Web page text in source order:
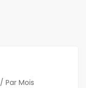
/ Par Mois